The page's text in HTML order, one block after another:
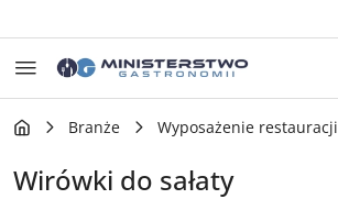
Branże Wyposażenie restauracji
Wirówki do sałaty